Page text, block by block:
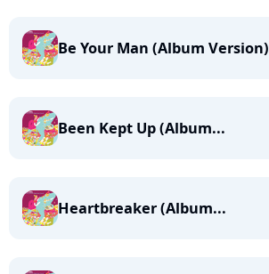
Be Your Man (Album Version)
Been Kept Up (Album...
Heartbreaker (Album...